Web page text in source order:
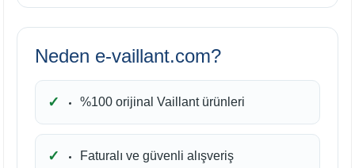
Neden e-vaillant.com?
%100 orijinal Vaillant ürünleri
Faturalı ve güvenli alışveriş